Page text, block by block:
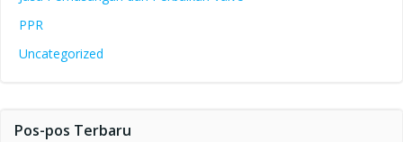
PPR
Uncategorized
Pos-pos Terbaru